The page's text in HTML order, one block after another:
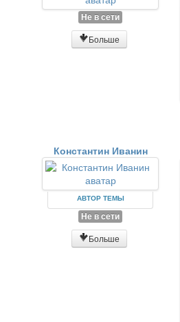
Не в сети
Больше
Константин Иванин
АВТОР ТЕМЫ
Не в сети
Больше